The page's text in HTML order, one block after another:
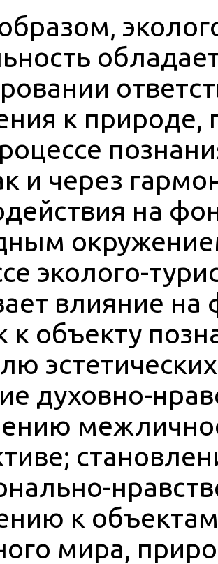
к природе,
и через
на
эколого-
влияние
к объекту
духовно-
к
мира,